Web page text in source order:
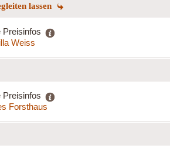
lassen
Preisinfos
Weiss
Preisinfos
Forsthaus